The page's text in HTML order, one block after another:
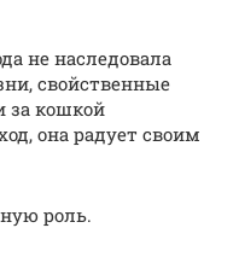
не наследовала
свойственные
за кошкой
она радует своим
роль.